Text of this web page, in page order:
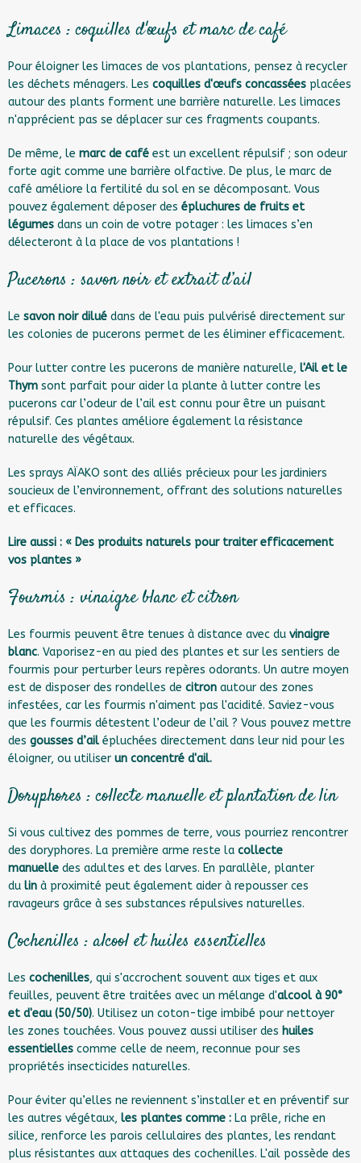
Limaces : coquilles d'œufs et marc de café
Pour éloigner les limaces de vos plantations, pensez à recycler
les déchets ménagers. Les coquilles d'œufs concassées placées
autour des plants forment une barrière naturelle. Les limaces
n'apprécient pas se déplacer sur ces fragments coupants.
De même, le marc de café est un excellent répulsif ; son odeur
forte agit comme une barrière olfactive. De plus, le marc de
café améliore la fertilité du sol en se décomposant. Vous
pouvez également déposer des épluchures de fruits et
légumes dans un coin de votre potager : les limaces s’en
délecteront à la place de vos plantations !
Pucerons : savon noir et extrait d’ail
Le savon noir dilué dans de l'eau puis pulvérisé directement sur
les colonies de pucerons permet de les éliminer efficacement.
Pour lutter contre les pucerons de manière naturelle, l'Ail et le
Thym sont parfait pour aider la plante à lutter contre les
pucerons car l’odeur de l’ail est connu pour être un puisant
répulsif. Ces plantes améliore également la résistance
naturelle des végétaux.
Les sprays AÏAKO sont des alliés précieux pour les jardiniers
soucieux de l’environnement, offrant des solutions naturelles
et efficaces.
Lire aussi : « Des produits naturels pour traiter efficacement
vos plantes »
Fourmis : vinaigre blanc et citron
Les fourmis peuvent être tenues à distance avec du vinaigre
blanc. Vaporisez-en au pied des plantes et sur les sentiers de
fourmis pour perturber leurs repères odorants. Un autre moyen
est de disposer des rondelles de citron autour des zones
infestées, car les fourmis n'aiment pas l'acidité. Saviez-vous
que les fourmis détestent l’odeur de l’ail ? Vous pouvez mettre
des gousses d’ail épluchées directement dans leur nid pour les
éloigner, ou utiliser un concentré d'ail.
Doryphores : collecte manuelle et plantation de lin
Si vous cultivez des pommes de terre, vous pourriez rencontrer
des doryphores. La première arme reste la collecte
manuelle des adultes et des larves. En parallèle, planter
du lin à proximité peut également aider à repousser ces
ravageurs grâce à ses substances répulsives naturelles.
Cochenilles : alcool et huiles essentielles
Les cochenilles, qui s'accrochent souvent aux tiges et aux
feuilles, peuvent être traitées avec un mélange d'alcool à 90°
et d'eau (50/50). Utilisez un coton-tige imbibé pour nettoyer
les zones touchées. Vous pouvez aussi utiliser des huiles
essentielles comme celle de neem, reconnue pour ses
propriétés insecticides naturelles.
Pour éviter qu’elles ne reviennent s’installer et en préventif sur
les autres végétaux, les plantes comme : La prêle, riche en
silice, renforce les parois cellulaires des plantes, les rendant
plus résistantes aux attaques des cochenilles. L'ail possède des